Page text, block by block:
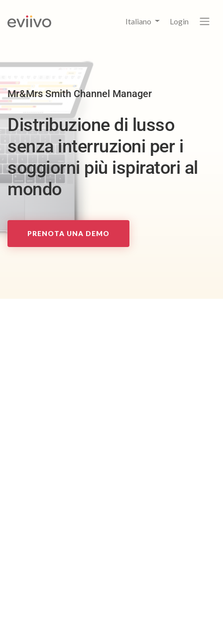
Italiano Login
Mr&Mrs Smith Channel Manager
Distribuzione di lusso
senza interruzioni per i
soggiorni più ispiratori al
mondo
PRENOTA UNA DEMO